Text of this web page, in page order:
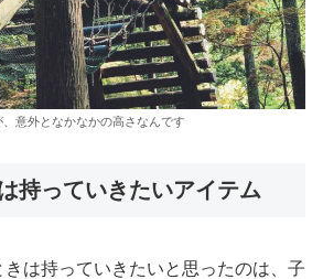
、意外となかなかの高さなんです
持っていきたいアイテム
は持っていきたいと思ったのは、子